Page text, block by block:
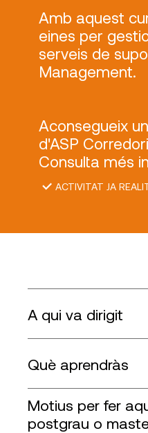
Amb aquest
eines per
serveis de
Management.
Aconsegueix
d'ASP
Consulta més
ACTIVITAT JA
A qui va dirigit
Què aprendràs
Motius per fer
postgrau